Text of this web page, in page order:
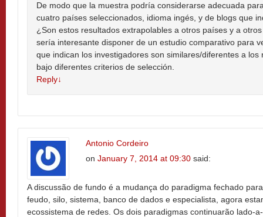
De modo que la muestra podría considerarse adecuada
cuatro países seleccionados, idioma ingés, y de blogs que
¿Son estos resultados extrapolables a otros países y a
sería interesante disponer de un estudio comparativo para
que indican los investigadores son similares/diferentes a
bajo diferentes criterios de selección.
Reply↓
Antonio Cordeiro
on January 7, 2014 at 09:30 said:
A discussão de fundo é a mudança do paradigma fechado
feudo, silo, sistema, banco de dados e especialista, agora
ecossistema de redes. Os dois paradigmas continuarão lado-